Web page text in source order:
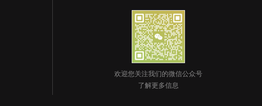
欢迎您关注我们的微信公众号
了解更多信息